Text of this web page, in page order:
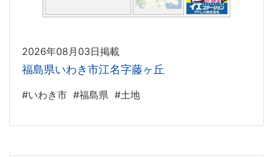
2026年08月03日掲載
福島県いわき市江名字藤ヶ丘
#いわき市 #福島県 #土地